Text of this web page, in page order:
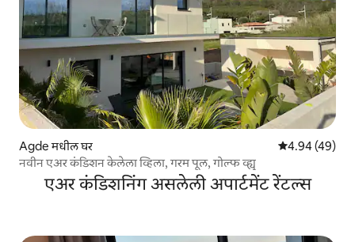
Agde मधील घर 5 पैकी 4.94
4.94 (49)
नवीन एअर कंडिशन केलेला व्हिला, गरम पूल, गोल्फ व्ह्यू
एअर कंडिशनिंग असलेली अपार्टमेंट रेंटल्स